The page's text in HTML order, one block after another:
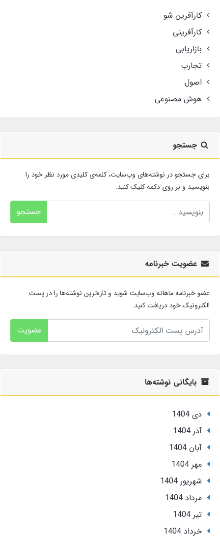
کارآفرین شو
کارآفرینی
بازاریابی
تجارب
اصول
هوش مصنوعی
جستجو
برای جستجو در نوشته‌های وب‌سایت، کلمه‌ی کلیدی مورد نظر خود را
بنویسید و بر روی دکمه کلیک کنید.
جستجو
عضویت خبرنامه
عضو خبرنامه ماهانه وب‌سایت شوید و تازه‌ترین نوشته‌ها را در پست
الکترونیک خود دریافت کنید.
عضویت
بایگانی نوشته‌ها
دی 1404
آذر 1404
آبان 1404
مهر 1404
شهریور 1404
مرداد 1404
تير 1404
خرداد 1404